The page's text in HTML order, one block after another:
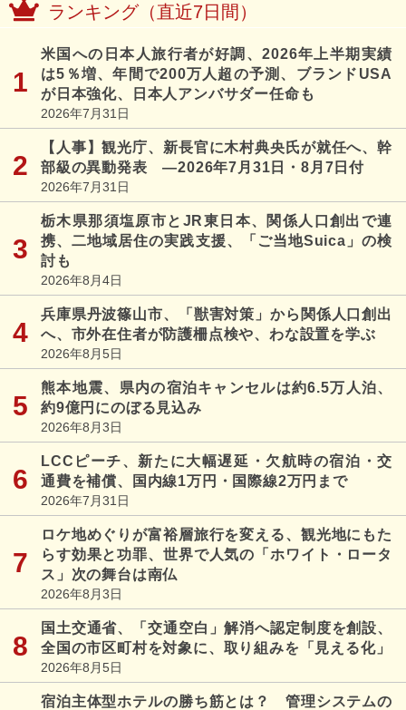
ランキング（直近7日間）
米国への日本人旅行者が好調、2026年上半期実績
は5％増、年間で200万人超の予測、ブランドUSA
が日本強化、日本人アンバサダー任命も
2026年7月31日
【人事】観光庁、新長官に木村典央氏が就任へ、幹
部級の異動発表 ―2026年7月31日・8月7日付
2026年7月31日
栃木県那須塩原市とJR東日本、関係人口創出で連
携、二地域居住の実践支援、「ご当地Suica」の検
討も
2026年8月4日
兵庫県丹波篠山市、「獣害対策」から関係人口創出
へ、市外在住者が防護柵点検や、わな設置を学ぶ
2026年8月5日
熊本地震、県内の宿泊キャンセルは約6.5万人泊、
約9億円にのぼる見込み
2026年8月3日
LCCピーチ、新たに大幅遅延・欠航時の宿泊・交
通費を補償、国内線1万円・国際線2万円まで
2026年7月31日
ロケ地めぐりが富裕層旅行を変える、観光地にもた
らす効果と功罪、世界で人気の「ホワイト・ロータ
ス」次の舞台は南仏
2026年8月3日
国土交通省、「交通空白」解消へ認定制度を創設、
全国の市区町村を対象に、取り組みを「見える化」
2026年8月5日
宿泊主体型ホテルの勝ち筋とは？ 管理システムの